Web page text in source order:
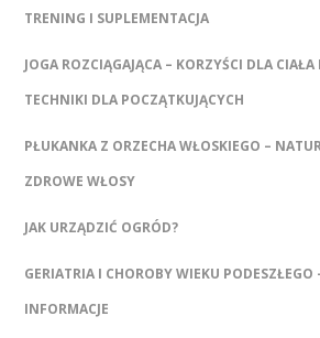
TRENING I SUPLEMENTACJA
JOGA ROZCIĄGAJĄCA – KORZYŚCI DLA
TECHNIKI DLA POCZĄTKUJĄCYCH
PŁUKANKA Z ORZECHA WŁOSKIEGO –
ZDROWE WŁOSY
JAK URZĄDZIĆ OGRÓD?
GERIATRIA I CHOROBY WIEKU PODESZŁEGO
INFORMACJE